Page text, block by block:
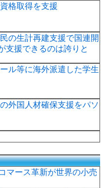
格取得を支援
の生計再建支援で国連開
支援できるのは誇りと
ル等に海外派遣した学生
外国人材確保支援をパソ
マース革新が世界の小売